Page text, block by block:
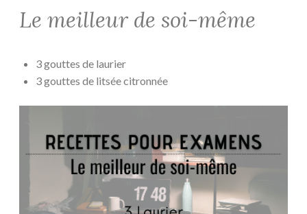
Le meilleur de soi-même
3 gouttes de laurier
3 gouttes de litsée citronnée